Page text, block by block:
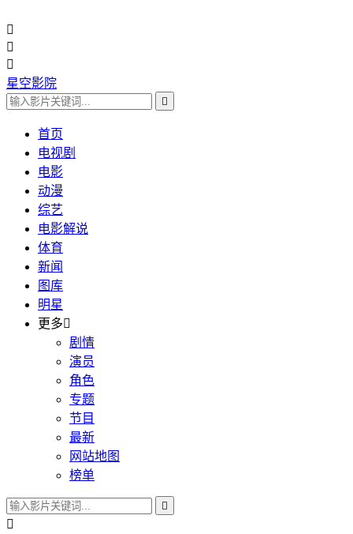



星空影院

首页
电视剧
电影
动漫
综艺
电影解说
体育
新闻
图库
明星
更多
剧情
演员
角色
专题
节目
最新
网站地图
榜单

